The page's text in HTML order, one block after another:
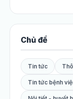
Chủ đề
Tin tức
Tin tức bệnh